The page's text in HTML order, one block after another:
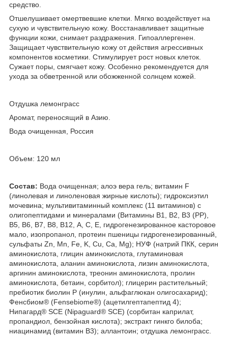
средство.
Отшелушивает омертвевшие клетки. Мягко воздействует на
сухую и чувствительную кожу. Восстанавливает защитные
функции кожи, снимает раздражения. Гипоаллергенен.
Защищает чувствительную кожу от действия агрессивных
компонентов косметики. Стимулирует рост новых клеток.
Сужает поры, смягчает кожу. Особенно рекомендуется для
ухода за обветренной или обожженной солнцем кожей.
Отдушка лемонграсс
Аромат, переносящий в Азию.
Вода очищенная, Россия
Объем: 120 мл
Состав: Вода очищенная; алоэ вера гель; витамин F
(линолевая и линоленовая жирные кислоты); гидроксиэтил
мочевина; мультивитаминный комплекс (11 витаминов) с
олигопептидами и минералами (Витамины В1, В2, В3 (РР),
B5, B6, B7, B8, B12, А, С, Е, гидрогенезированное касторовое
мало, изопропанол, протеин пшеницы гидрогенезированный,
сульфаты Zn, Mn, Fe, K, Cu, Ca, Mg); НУФ (натрий ПКК, серин
аминокислота, глицин аминокислота, глутаминовая
аминокислота, аланин аминокислота, лизин аминокислота,
аргинин аминокислота, треонин аминокислота, пролин
аминокислота, бетаин, сорбитол); глицерин растительный;
пребиотик биолин Р (инулин, альфаглюкан олигосахарид);
Фенсбиом® (Fensebiome®) (ацетилгептапептид 4);
Нипагард® SCE (Nipaguard® SCE) (сорбитан каприлат,
пропандиол, бензойная кислота); экстракт гинкго билоба;
ниацинамид (витамин В3); аллантоин; отдушка лемонграсс.